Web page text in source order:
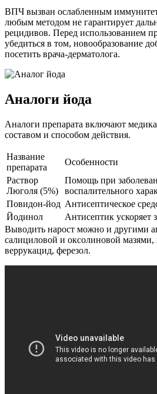
ВПЧ вызван ослабленным
любым методом не гарантирует
рецидивов. Перед использованием
убедиться в том, новообразование
посетить врача-дерматолога.
Аналоги йода
Аналоги препарата включают
составом и способом действия.
Название
препарата
Особенности
Раствор
Люголя (5%)
Помощь при
воспалительного
Повидон-йод Антисептическое
Йодинол
Антисептик ускоряет
Выводить нарост можно и другими
салициловой и оксолиновой
веррукацид, ферезол.